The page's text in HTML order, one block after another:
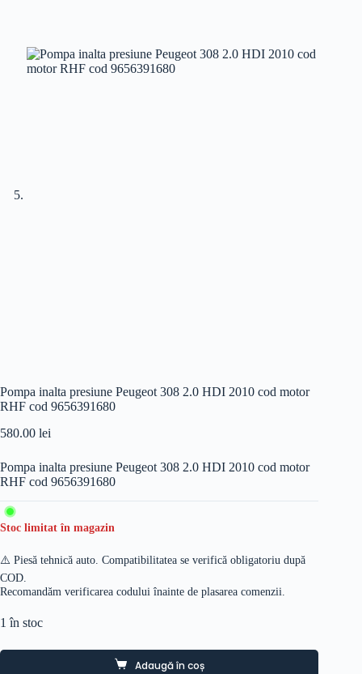
Pompa inalta presiune Peugeot 308 2.0 HDI 2010 cod motor
RHF cod 9656391680
580.00 lei
Pompa inalta presiune Peugeot 308 2.0 HDI 2010 cod motor
RHF cod 9656391680
Stoc limitat în magazin
⚠️ Piesă tehnică auto. Compatibilitatea se verifică obligatoriu după
COD.
Recomandăm verificarea codului înainte de plasarea comenzii.
1 în stoc
Adaugă în coș